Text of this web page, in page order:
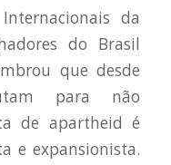
da
do Brasil
que desde
para não
de apartheid é
e expansionista.